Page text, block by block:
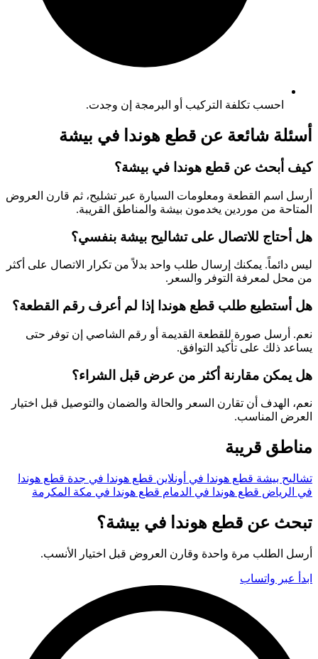
احسب تكلفة التركيب أو البرمجة إن وجدت.
أسئلة شائعة عن قطع هوندا في بيشة
كيف أبحث عن قطع هوندا في بيشة؟
أرسل اسم القطعة ومعلومات السيارة عبر تشليح، ثم قارن العروض
المتاحة من موردين يخدمون بيشة والمناطق القريبة.
هل أحتاج للاتصال على تشاليح بيشة بنفسي؟
ليس دائماً. يمكنك إرسال طلب واحد بدلاً من تكرار الاتصال على أكثر
من محل لمعرفة التوفر والسعر.
هل أستطيع طلب قطع هوندا إذا لم أعرف رقم القطعة؟
نعم. أرسل صورة للقطعة القديمة أو رقم الشاصي إن توفر حتى
يساعد ذلك على تأكيد التوافق.
هل يمكن مقارنة أكثر من عرض قبل الشراء؟
نعم، الهدف أن تقارن السعر والحالة والضمان والتوصيل قبل اختيار
العرض المناسب.
مناطق قريبة
تشاليح بيشة قطع هوندا في أونلاين قطع هوندا في جدة قطع هوندا
في الرياض قطع هوندا في الدمام قطع هوندا في مكة المكرمة
تبحث عن قطع هوندا في بيشة؟
أرسل الطلب مرة واحدة وقارن العروض قبل اختيار الأنسب.
ابدأ عبر واتساب